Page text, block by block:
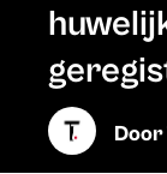
Door